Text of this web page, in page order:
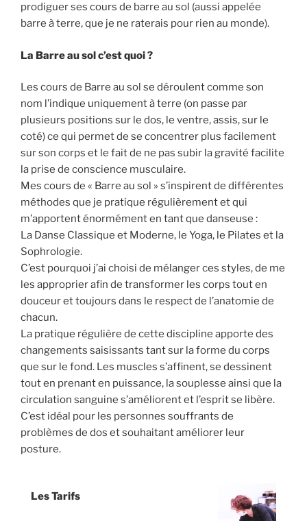
prodiguer ses cours de barre au sol (aussi appelée
barre à terre, que je ne raterais pour rien au monde).
La Barre au sol c’est quoi ?
Les cours de Barre au sol se déroulent comme son
nom l’indique uniquement à terre (on passe par
plusieurs positions sur le dos, le ventre, assis, sur le
coté) ce qui permet de se concentrer plus facilement
sur son corps et le fait de ne pas subir la gravité facilite
la prise de conscience musculaire.
Mes cours de « Barre au sol » s’inspirent de différentes
méthodes que je pratique régulièrement et qui
m’apportent énormément en tant que danseuse :
La Danse Classique et Moderne, le Yoga, le Pilates et la
Sophrologie.
C’est pourquoi j’ai choisi de mélanger ces styles, de me
les approprier afin de transformer les corps tout en
douceur et toujours dans le respect de l’anatomie de
chacun.
La pratique régulière de cette discipline apporte des
changements saisissants tant sur la forme du corps
que sur le fond. Les muscles s’affinent, se dessinent
tout en prenant en puissance, la souplesse ainsi que la
circulation sanguine s’améliorent et l’esprit se libère.
C’est idéal pour les personnes souffrants de
problèmes de dos et souhaitant améliorer leur
posture.
Les Tarifs